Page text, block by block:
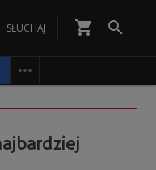
SŁUCHAJ shopping_cart 
